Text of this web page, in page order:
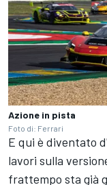
Azione in pista
Foto di: Ferrari
E qui è diventato
lavori sulla
frattempo sta già